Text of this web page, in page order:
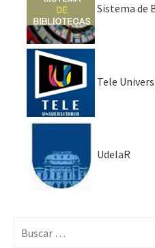
Sistema de
Tele
UdelaR